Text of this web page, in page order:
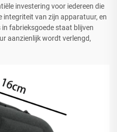
investering voor iedereen die
integriteit van zijn apparatuur, en
fabrieksgoede staat blijven
aanzienlijk wordt verlengd,